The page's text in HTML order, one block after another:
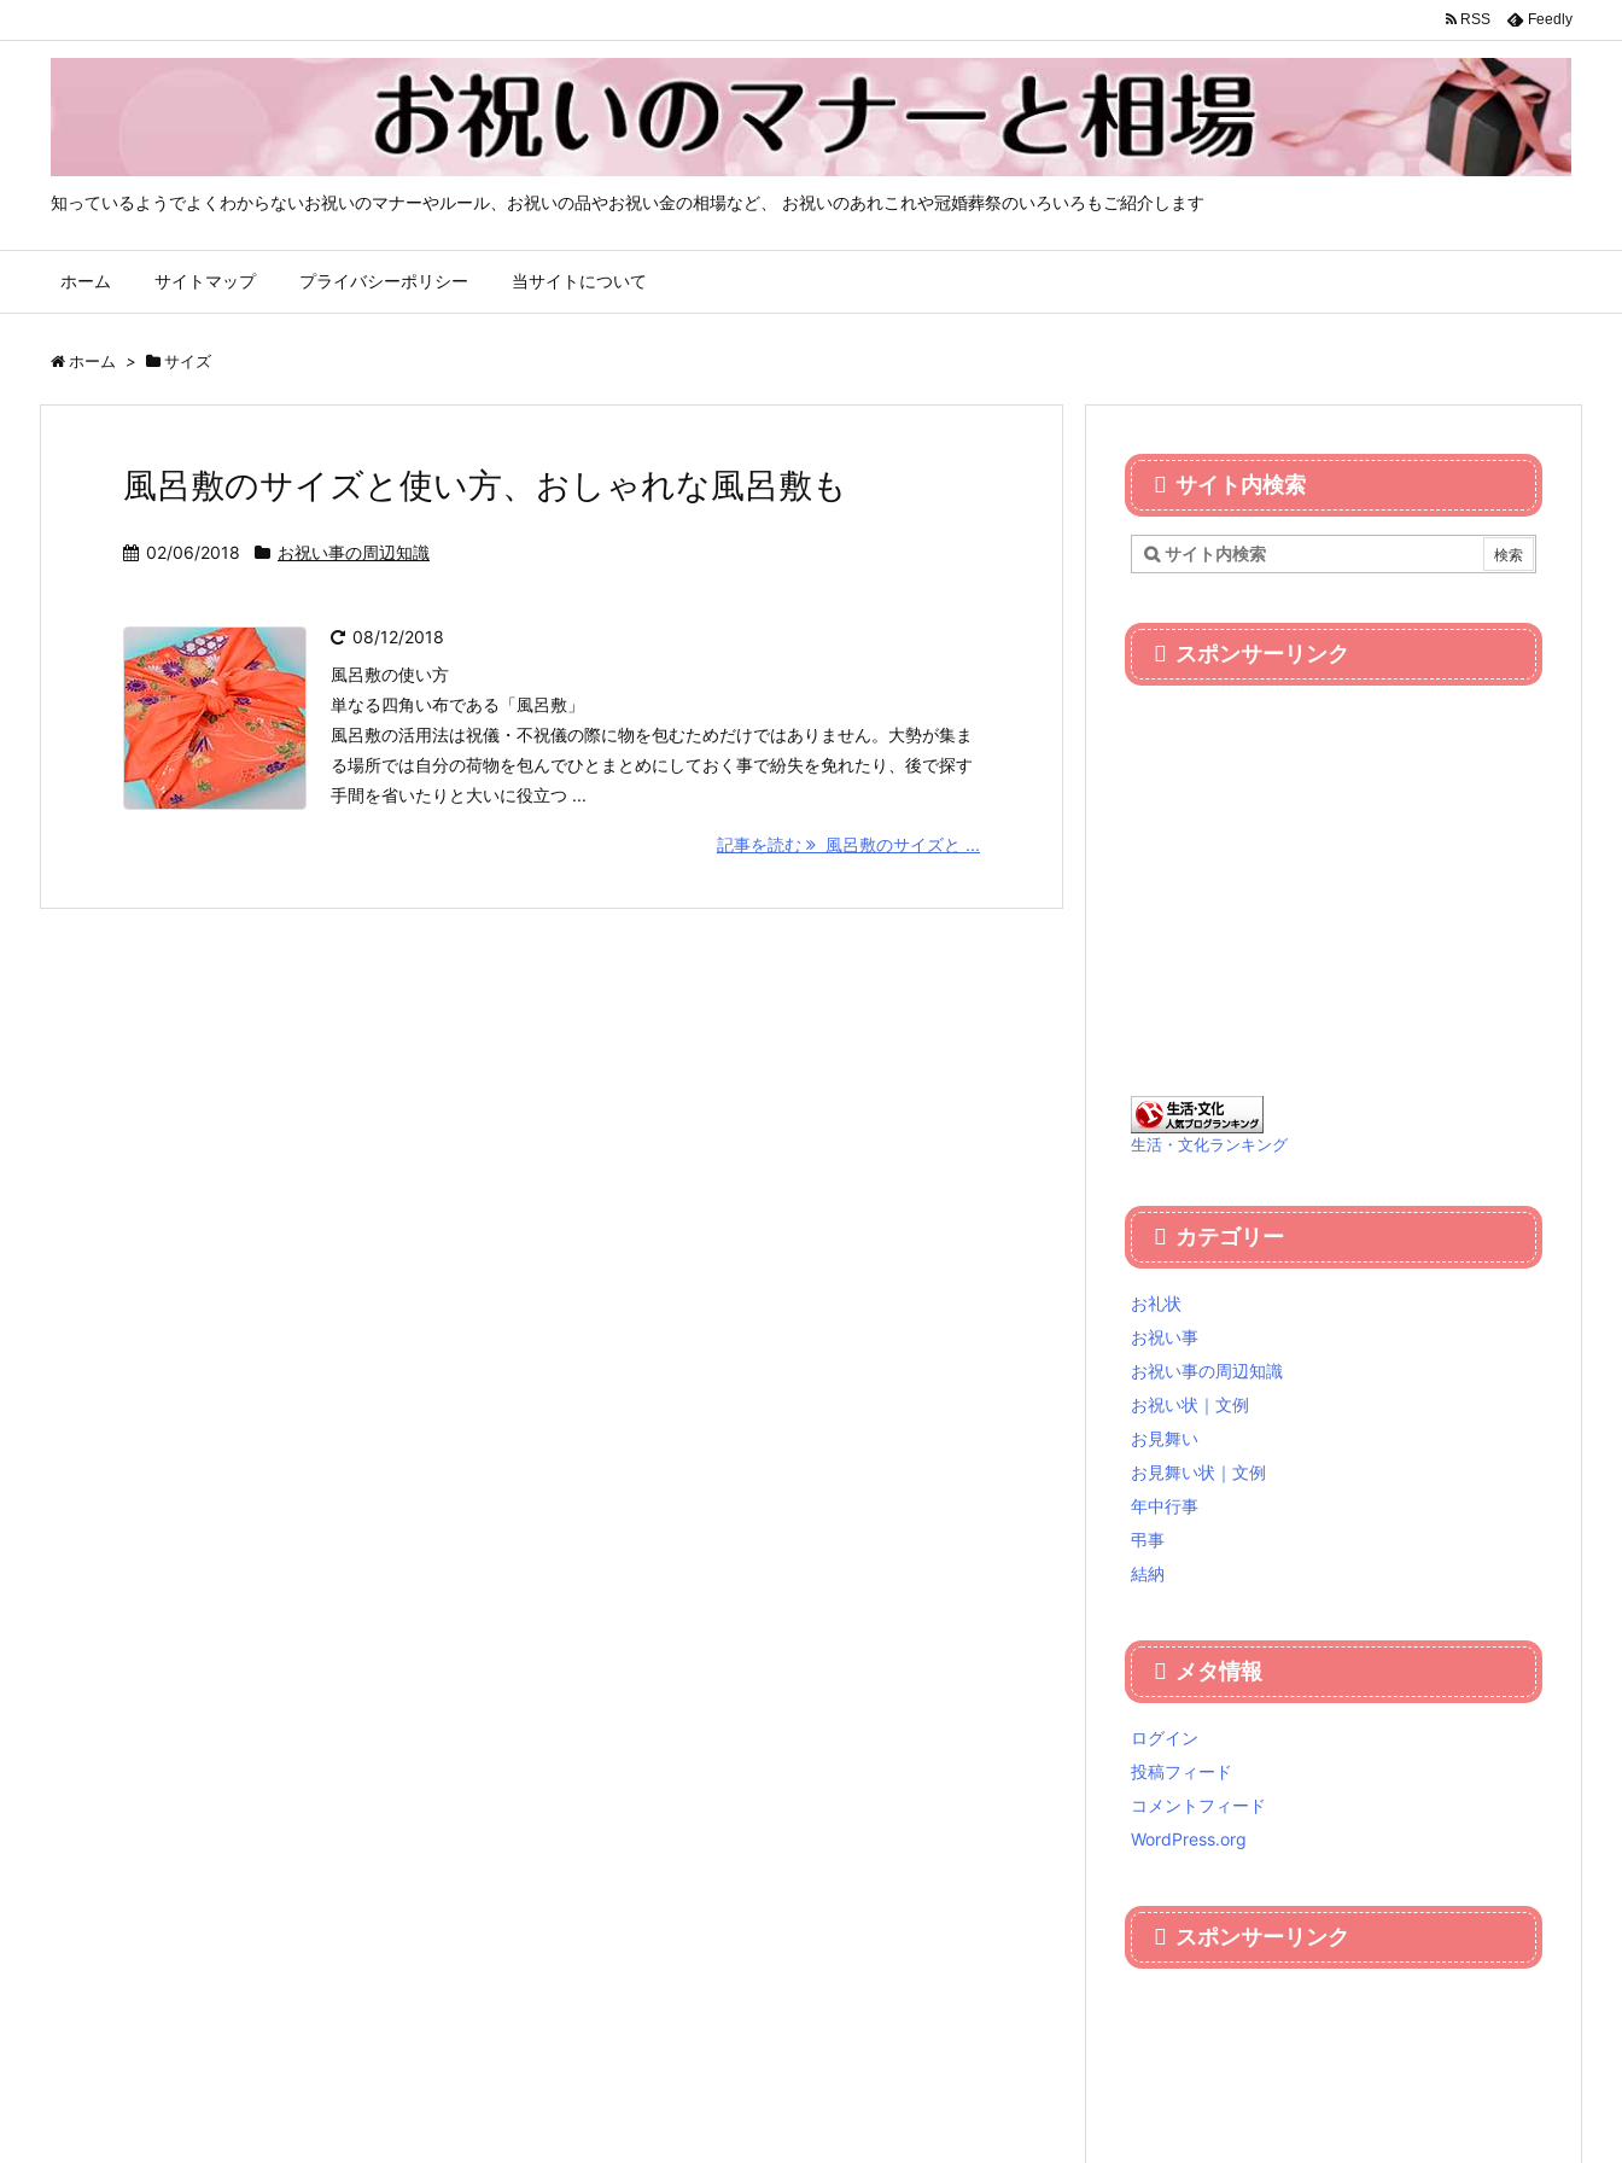
知っているようでよくわからないお祝いのマナーやルール、お祝いの品やお祝い金の相場など、 お祝いのあれこれや冠婚葬祭のいろいろもご紹介します
ホーム サイトマップ プライバシーポリシー 当サイトについて
RSS Feedly
ホーム > サイズ
風呂敷のサイズと使い方、おしゃれな風呂敷も
02/06/2018 お祝い事の周辺知識
08/12/2018
風呂敷の使い方
単なる四角い布である「風呂敷」
風呂敷の活用法は祝儀・不祝儀の際に物を包むためだけではありません。大勢が集ま
る場所では自分の荷物を包んでひとまとめにしておく事で紛失を免れたり、後で探す
手間を省いたりと大いに役立つ ...
記事を読む 風呂敷のサイズと ...
サイト内検索
スポンサーリンク
生活・文化ランキング
カテゴリー
お礼状
お祝い事
お祝い事の周辺知識
お祝い状｜文例
お見舞い
お見舞い状｜文例
年中行事
弔事
結納
メタ情報
ログイン
投稿フィード
コメントフィード
WordPress.org
スポンサーリンク